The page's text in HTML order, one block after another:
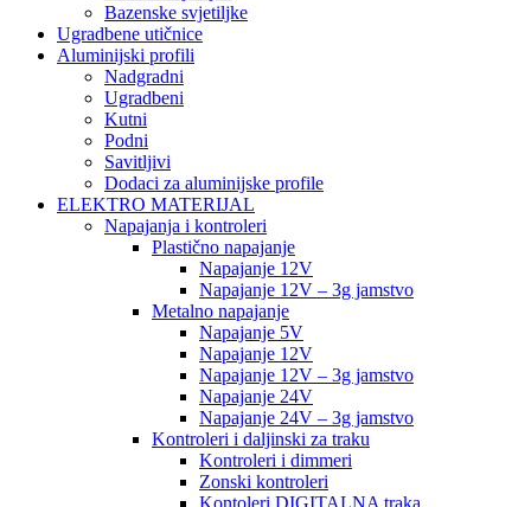
Bazenske svjetiljke
Ugradbene utičnice
Aluminijski profili
Nadgradni
Ugradbeni
Kutni
Podni
Savitljivi
Dodaci za aluminijske profile
ELEKTRO MATERIJAL
Napajanja i kontroleri
Plastično napajanje
Napajanje 12V
Napajanje 12V – 3g jamstvo
Metalno napajanje
Napajanje 5V
Napajanje 12V
Napajanje 12V – 3g jamstvo
Napajanje 24V
Napajanje 24V – 3g jamstvo
Kontroleri i daljinski za traku
Kontroleri i dimmeri
Zonski kontroleri
Kontoleri DIGITALNA traka